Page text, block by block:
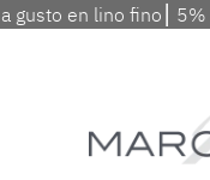
gusto en lino fino⎮